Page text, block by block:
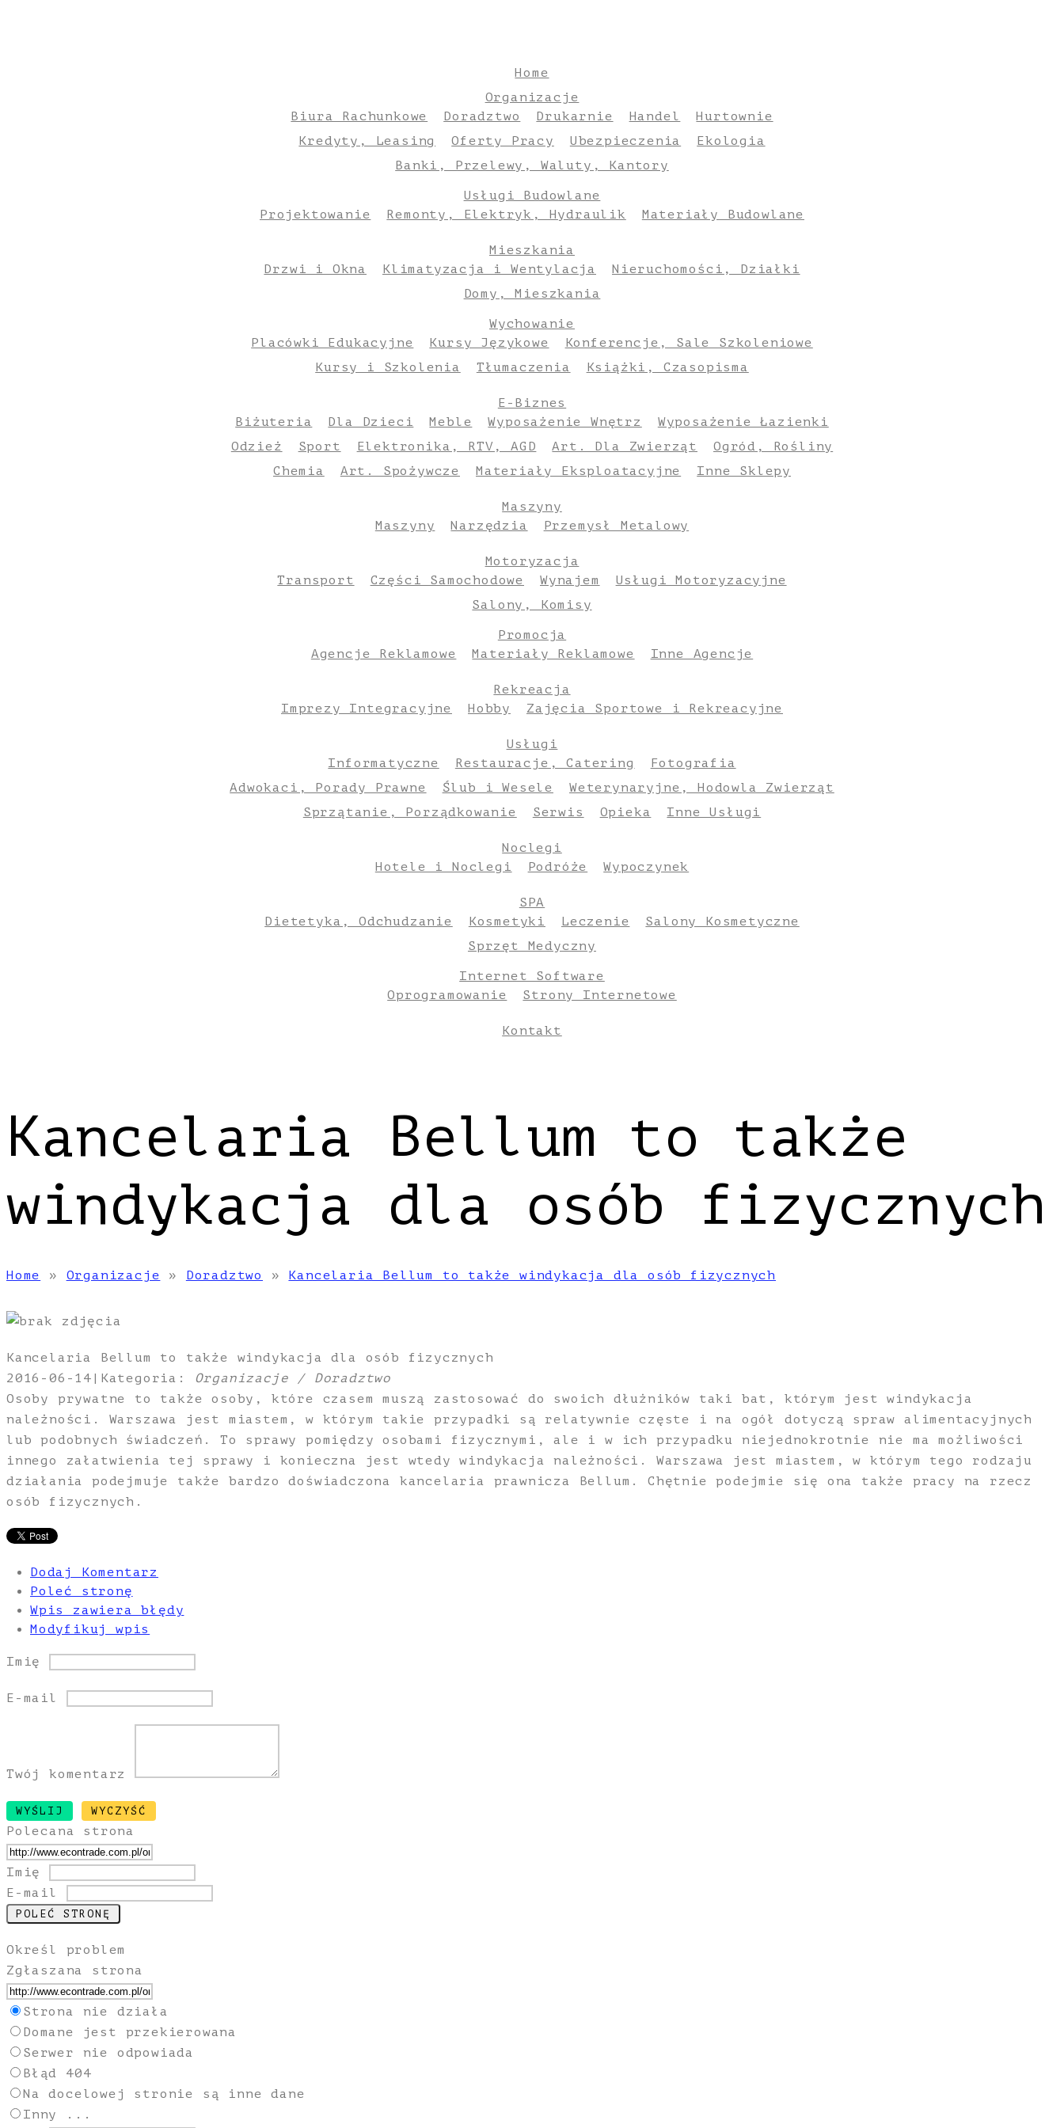
Home
Organizacje
Biura Rachunkowe
Doradztwo Drukarnie Handel
Hurtownie
Kredyty, Leasing
Oferty Pracy Ubezpieczenia
Ekologia
Banki, Przelewy, Waluty, Kantory
Usługi Budowlane
Projektowanie
Remonty, Elektryk, Hydraulik Materiały Budowlane
Mieszkania
Drzwi i Okna
Klimatyzacja i Wentylacja
Nieruchomości, Działki
Domy, Mieszkania
Wychowanie
Placówki Edukacyjne
Kursy Językowe
Konferencje, Sale Szkoleniowe
Kursy i Szkolenia
Tłumaczenia Książki, Czasopisma
E-Biznes
Biżuteria
Dla Dzieci Meble Wyposażenie Wnętrz
Wyposażenie Łazienki
Odzież
Sport Elektronika, RTV, AGD Art. Dla Zwierząt
Ogród, Rośliny
Chemia
Art. Spożywcze Materiały Eksploatacyjne Inne Sklepy
Maszyny
Maszyny
Narzędzia Przemysł Metalowy
Motoryzacja
Transport
Części Samochodowe Wynajem
Usługi Motoryzacyjne
Salony, Komisy
Promocja
Agencje Reklamowe
Materiały Reklamowe Inne Agencje
Rekreacja
Imprezy Integracyjne
Hobby Zajęcia Sportowe i Rekreacyjne
Usługi
Informatyczne
Restauracje, Catering
Fotografia
Adwokaci, Porady Prawne
Ślub i Wesele
Weterynaryjne, Hodowla Zwierząt
Sprzątanie, Porządkowanie
Serwis Opieka Inne Usługi
Noclegi
Hotele i Noclegi
Podróże Wypoczynek
SPA
Dietetyka, Odchudzanie
Kosmetyki Leczenie
Salony Kosmetyczne
Sprzęt Medyczny
Internet Software
Oprogramowanie
Strony Internetowe
Kontakt
Kancelaria Bellum to także
windykacja dla osób fizycznych
Home » Organizacje » Doradztwo » Kancelaria Bellum to także windykacja dla osób fizycznych
Kancelaria Bellum to także windykacja dla osób fizycznych
2016-06-14 | Kategoria: Organizacje / Doradztwo
Osoby prywatne to także osoby, które czasem muszą zastosować do swoich dłużników taki bat, którym jest windykacja
należności. Warszawa jest miastem, w którym takie przypadki są relatywnie częste i na ogół dotyczą spraw alimentacyjnych
lub podobnych świadczeń. To sprawy pomiędzy osobami fizycznymi, ale i w ich przypadku niejednokrotnie nie ma możliwości
innego załatwienia tej sprawy i konieczna jest wtedy windykacja należności. Warszawa jest miastem, w którym tego rodzaju
działania podejmuje także bardzo doświadczona kancelaria prawnicza Bellum. Chętnie podejmie się ona także pracy na rzecz
osób fizycznych.
Dodaj Komentarz
Poleć stronę
Wpis zawiera błędy
Modyfikuj wpis
Imię
E-mail
Twój komentarz
Polecana strona
Imię
E-mail
Określ problem
Zgłaszana strona
Strona nie działa
Domane jest przekierowana
Serwer nie odpowiada
Błąd 404
Na docelowej stronie są inne dane
Inny ...